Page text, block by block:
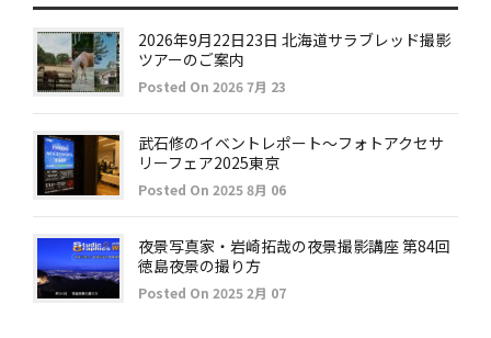
2026年9月22日23日 北海道サラブレッド撮影
ツアーのご案内
Posted On 2026 7月 23
武石修のイベントレポート～フォトアクセサ
リーフェア2025東京
Posted On 2025 8月 06
夜景写真家・岩崎拓哉の夜景撮影講座 第84回
徳島夜景の撮り方
Posted On 2025 2月 07